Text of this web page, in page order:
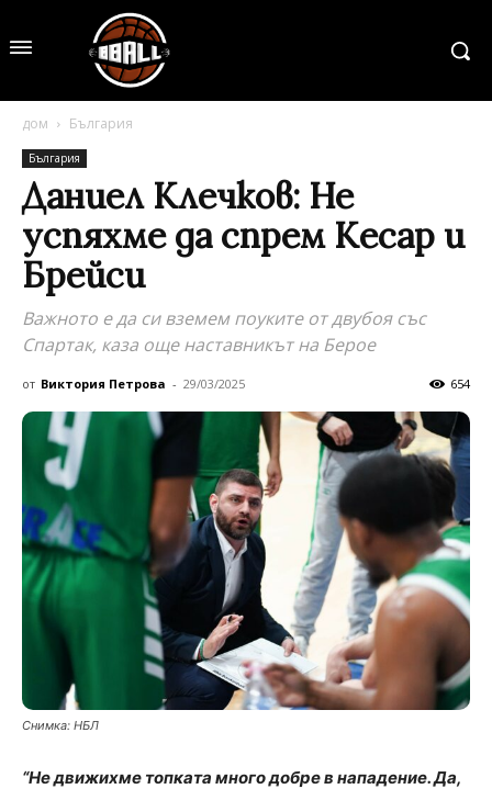
дом България
България
Даниел Клечков: Не
успяхме да спрем Кесар и
Брейси
Важното е да си вземем поуките от двубоя със
Спартак, каза още наставникът на Берое
от Виктория Петрова - 29/03/2025 654
Снимка: НБЛ
“Не движихме топката много добре в нападение. Да,